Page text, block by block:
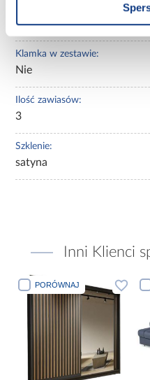
Tak
Klamka w zestawie:
Nie
Ilość zawiasów:
3
Szklenie:
satyna
Inni Klienci
PORÓWNAJ